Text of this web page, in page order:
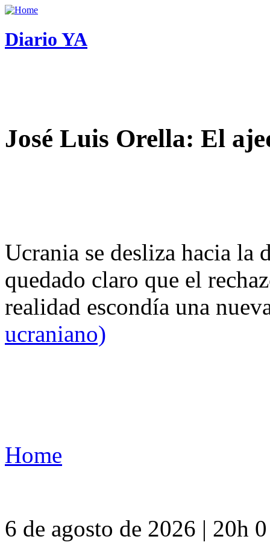
Diario YA
José Luis Orella: El
Ucrania se desliza hacia
quedado claro que el
realidad escondía una
ucraniano)
Home
6 de agosto de 2026 | 20h